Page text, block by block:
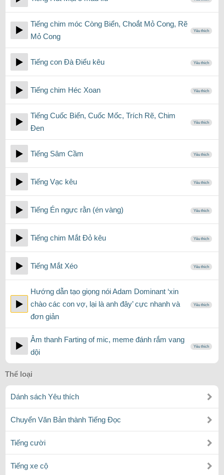
Tiếng chim móc Còng Biển, Choắt Mỏ Cong, Rẽ
Mỏ Cong
Yêu thích
Tiếng con Đà Điểu kêu Yêu thích
Tiếng chim Héc Xoan Yêu thích
Tiếng Cuốc Biển, Cuốc Mốc, Trích Rẽ, Chim
Đen
Yêu thích
Tiếng Sâm Cầm Yêu thích
Tiếng Vạc kêu Yêu thích
Tiếng Én ngực rằn (én vàng) Yêu thích
Tiếng chim Mắt Đỏ kêu Yêu thích
Tiếng Mắt Xéo Yêu thích
Hướng dẫn tạo giọng nói Adam Dominant ‘xin
chào các con vợ, lại là anh đây’ cực nhanh và
đơn giản
Yêu thích
Âm thanh Farting of mic, meme đánh rắm vang
dội
Yêu thích
Thể loại
Dánh sách Yêu thích
Chuyển Văn Bản thành Tiếng Đọc
Tiếng cười
Tiếng xe cộ